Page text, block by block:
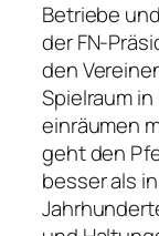
Betriebe
der FN-
den
Spielraum
einräumen
geht den
besser als